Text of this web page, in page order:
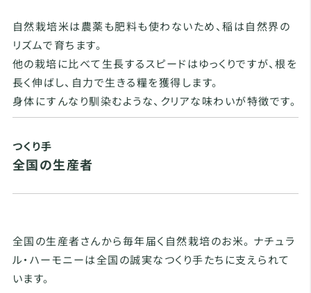
自然栽培米は農薬も肥料も使わないため、稲は自然界の
リズムで育ちます。
他の栽培に比べて生長するスピードはゆっくりですが、根を
長く伸ばし、自力で生きる糧を獲得します。
身体にすんなり馴染むような、クリアな味わいが特徴です。
つくり手
全国の生産者
全国の生産者さんから毎年届く自然栽培のお米。 ナチュラ
ル・ハーモニーは全国の誠実なつくり手たちに支えられて
います。